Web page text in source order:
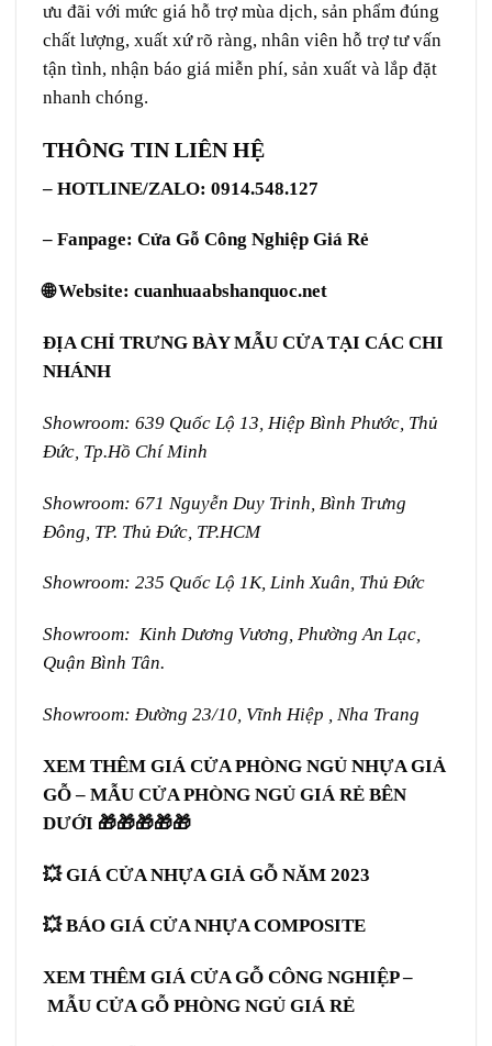
ưu đãi với mức giá hỗ trợ mùa dịch, sản phẩm đúng
chất lượng, xuất xứ rõ ràng, nhân viên hỗ trợ tư vấn
tận tình, nhận báo giá miễn phí, sản xuất và lắp đặt
nhanh chóng.
THÔNG TIN LIÊN HỆ
– HOTLINE/ZALO: 0914.548.127
– Fanpage: Cửa Gỗ Công Nghiệp Giá Rẻ
🌐 Website: cuanhuaabshanquoc.net
ĐỊA CHỈ TRƯNG BÀY MẪU CỬA TẠI CÁC CHI
NHÁNH
Showroom: 639 Quốc Lộ 13, Hiệp Bình Phước, Thủ
Đức, Tp.Hồ Chí Minh
Showroom: 671 Nguyễn Duy Trinh, Bình Trưng
Đông, TP. Thủ Đức, TP.HCM
Showroom: 235 Quốc Lộ 1K, Linh Xuân, Thủ Đức
Showroom: Kinh Dương Vương, Phường An Lạc,
Quận Bình Tân.
Showroom: Đường 23/10, Vĩnh Hiệp , Nha Trang
XEM THÊM GIÁ CỬA PHÒNG NGỦ NHỰA GIẢ
GỖ – MẪU CỬA PHÒNG NGỦ GIÁ RẺ BÊN
DƯỚI 🎁🎁🎁🎁🎁
💥GIÁ CỬA NHỰA GIẢ GỖ NĂM 2023
💥BÁO GIÁ CỬA NHỰA COMPOSITE
XEM THÊM GIÁ CỬA GỖ CÔNG NGHIỆP –
MẪU CỬA GỖ PHÒNG NGỦ GIÁ RẺ